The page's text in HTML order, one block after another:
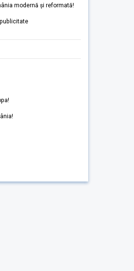
modernă și reformată!